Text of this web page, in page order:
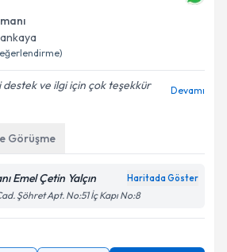
destek ve ilgi için çok teşekkür
Devamı
Görüşme
Emel Çetin Yalçın Haritada Göster
Şöhret Apt. No:51 İç Kapı No:8